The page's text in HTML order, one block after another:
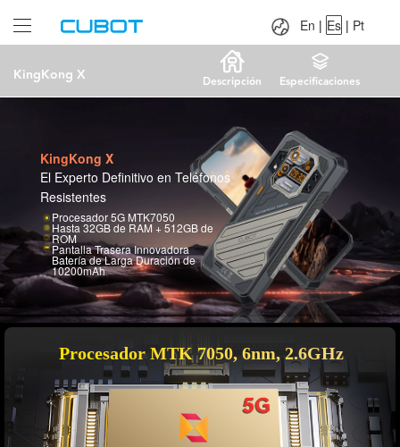
KingKong X Descripción Especificaciones
Pt
En | Es | Pt
KingKong X
El Experto Definitivo en Teléfonos
Resistentes
Procesador 5G MTK7050
Hasta 32GB de RAM + 512GB de
ROM
Pantalla Trasera Innovadora
Batería de Larga Duración de
10200mAh
Procesador MTK 7050, 6nm, 2.6GHz